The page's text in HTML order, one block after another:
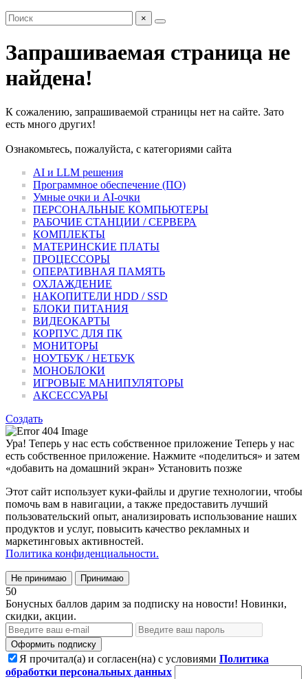
×
Запрашиваемая страница не
найдена!
К сожалению, запрашиваемой страницы нет на сайте. Зато
есть много других!
Ознакомьтесь, пожалуйста, с категориями сайта
AI и LLM решения
Программное обеспечение (ПО)
Умные очки и AI-очки
ПЕРСОНАЛЬНЫЕ КОМПЬЮТЕРЫ
РАБОЧИЕ СТАНЦИИ / СЕРВЕРА
КОМПЛЕКТЫ
МАТЕРИНСКИЕ ПЛАТЫ
ПРОЦЕССОРЫ
ОПЕРАТИВНАЯ ПАМЯТЬ
ОХЛАЖДЕНИЕ
НАКОПИТЕЛИ HDD / SSD
БЛОКИ ПИТАНИЯ
ВИДЕОКАРТЫ
КОРПУС ДЛЯ ПК
МОНИТОРЫ
НОУТБУК / НЕТБУК
МОНОБЛОКИ
ИГРОВЫЕ МАНИПУЛЯТОРЫ
АКСЕССУАРЫ
Создать
Ура! Теперь у нас есть собственное приложение Теперь у нас
есть собственное приложение. Нажмите «поделиться» и затем
«добавить на домашний экран» Установить позже
Этот сайт использует куки-файлы и другие технологии, чтобы
помочь вам в навигации, а также предоставить лучший
пользовательский опыт, анализировать использование наших
продуктов и услуг, повысить качество рекламных и
маркетинговых активностей.
Политика конфиденциальности.
Не принимаю Принимаю
50
Бонусных баллов дарим за подписку на новости! Новинки,
скидки, акции.
Оформить подписку
Я прочитал(а) и согласен(на) с условиями Политика
обработки персональных данных